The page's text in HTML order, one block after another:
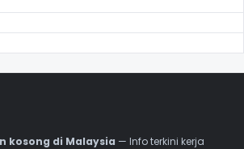
kosong di Malaysia — Info terkini kerja